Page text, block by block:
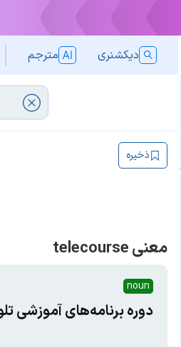
دیکشنری مترجم
ذخیره
معنی telecourse
noun
دوره برنامه‌های آموزشی